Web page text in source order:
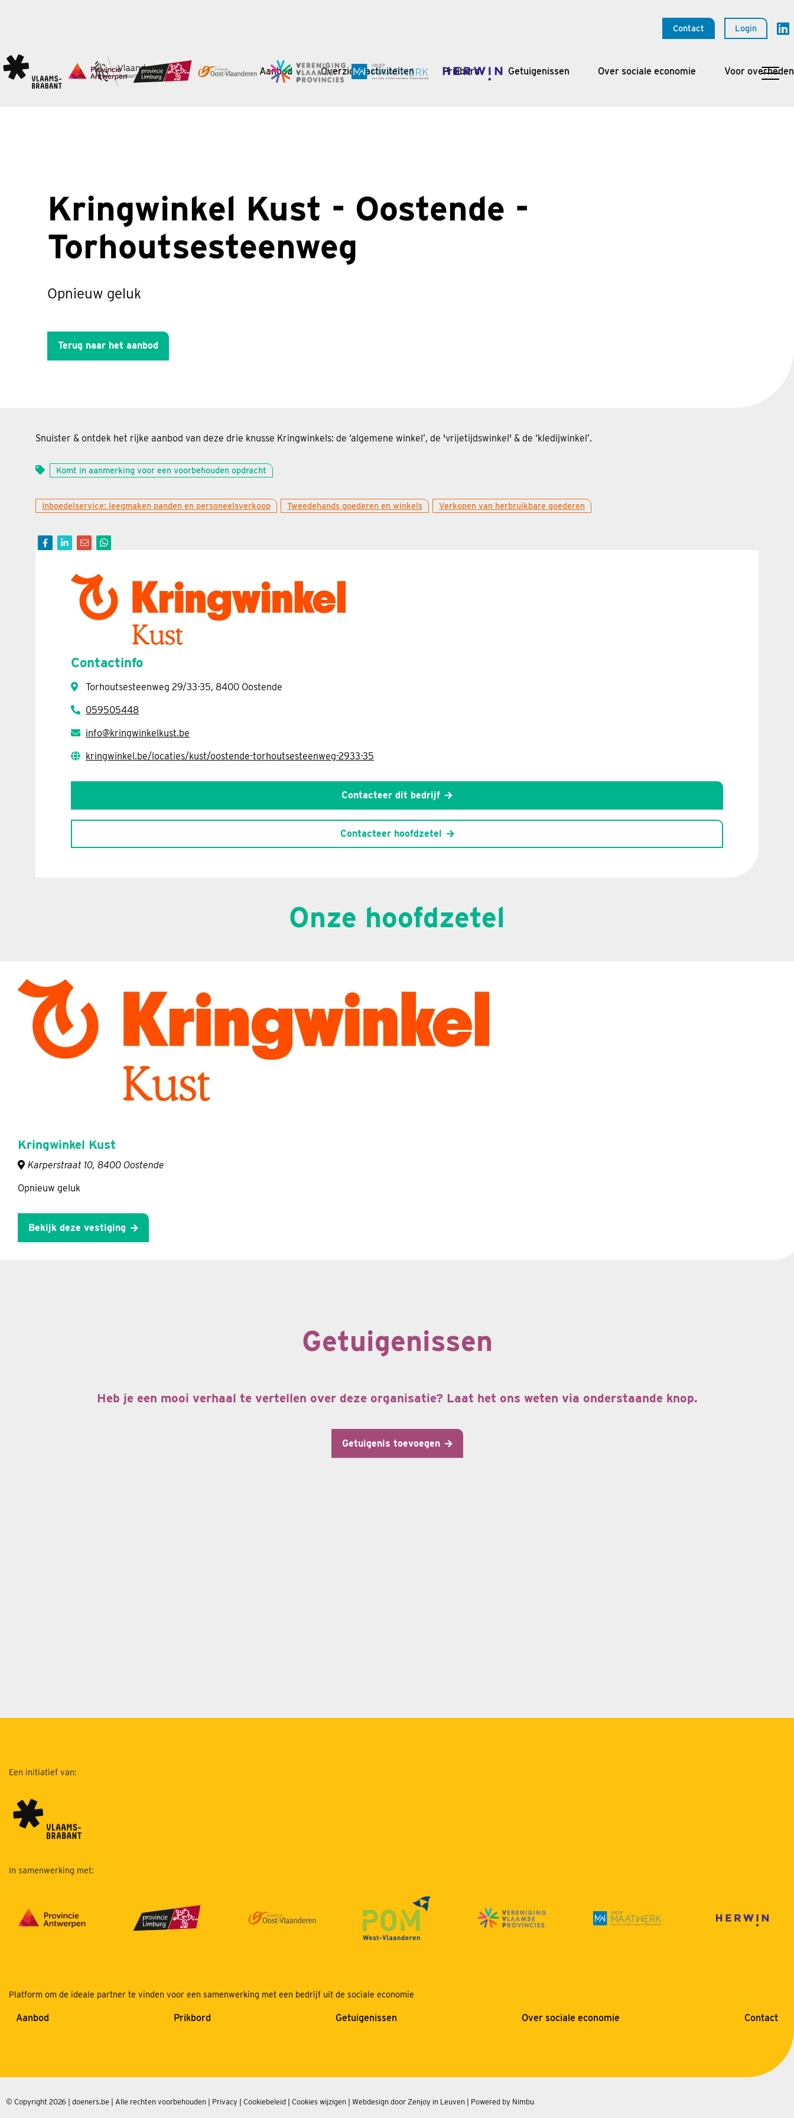
Contact Login
Aanbod Overzicht activiteiten Prikbord Getuigenissen Over sociale economie Voor overheden
Kringwinkel Kust - Oostende -
Torhoutsesteenweg
Opnieuw geluk
Terug naar het aanbod
Snuister & ontdek het rijke aanbod van deze drie knusse Kringwinkels: de ‘algemene winkel’, de 'vrijetijdswinkel' & de ‘kledijwinkel’.
Komt in aanmerking voor een voorbehouden opdracht
Inboedelservice: leegmaken panden en personeelsverkoop Tweedehands goederen en winkels Verkopen van herbruikbare goederen
Contactinfo
Torhoutsesteenweg 29/33-35, 8400 Oostende
059505448
info@kringwinkelkust.be
kringwinkel.be/locaties/kust/oostende-torhoutsesteenweg-2933-35
Contacteer dit bedrijf
Contacteer hoofdzetel
Onze hoofdzetel
Kringwinkel Kust
Karperstraat 10, 8400 Oostende
Opnieuw geluk
Bekijk deze vestiging
Getuigenissen
Heb je een mooi verhaal te vertellen over deze organisatie? Laat het ons weten via onderstaande knop.
Getuigenis toevoegen
Een initiatief van:
In samenwerking met:
Platform om de ideale partner te vinden voor een samenwerking met een bedrijf uit de sociale economie
Aanbod Prikbord Getuigenissen Over sociale economie Contact
© Copyright 2026 | doeners.be | Alle rechten voorbehouden | Privacy Cookiebeleid Cookies wijzigen Webdesign door Zenjoy in Leuven Powered by Nimbu